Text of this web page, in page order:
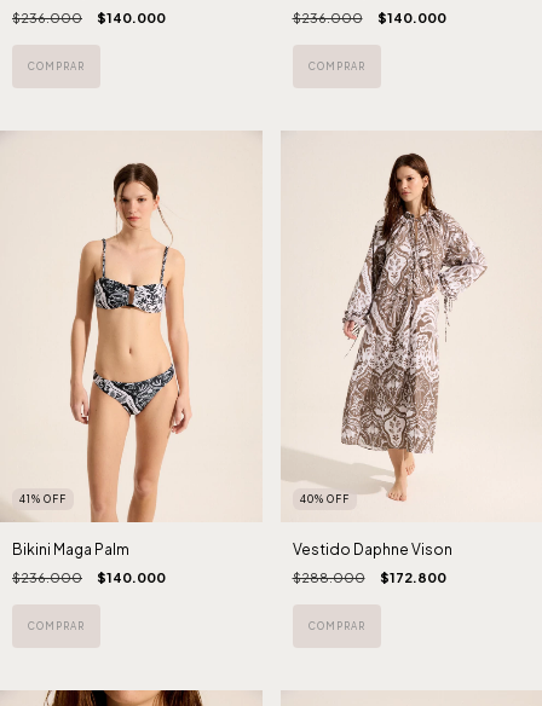
$236.000 $140.000
COMPRAR
$236.000 $140.000
COMPRAR
41 % OFF
Bikini Maga Palm
$236.000 $140.000
COMPRAR
40% OFF
Vestido Daphne Vison
$288.000 $172.800
COMPRAR